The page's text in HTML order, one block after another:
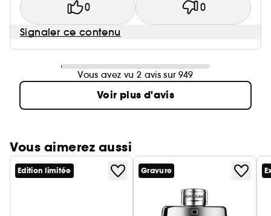
0 0
Signaler ce contenu
Vous avez vu 2 avis sur 949
Voir plus d'avis
Vous aimerez aussi
Edition limitée Gravure